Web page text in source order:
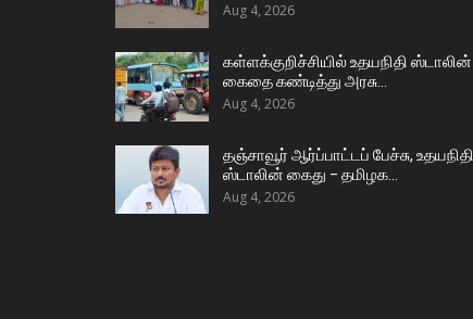
Aug 4, 2026
கள்ளக்குறிச்சியில் உதயநிதி ஸ்டாலின்
கைதை கண்டித்து அரசு…
Aug 4, 2026
தஞ்சாவூர் ஆர்ப்பாட்டப் பேச்சு, உதயநிதி
ஸ்டாலின் கைது – தமிழக…
Aug 4, 2026